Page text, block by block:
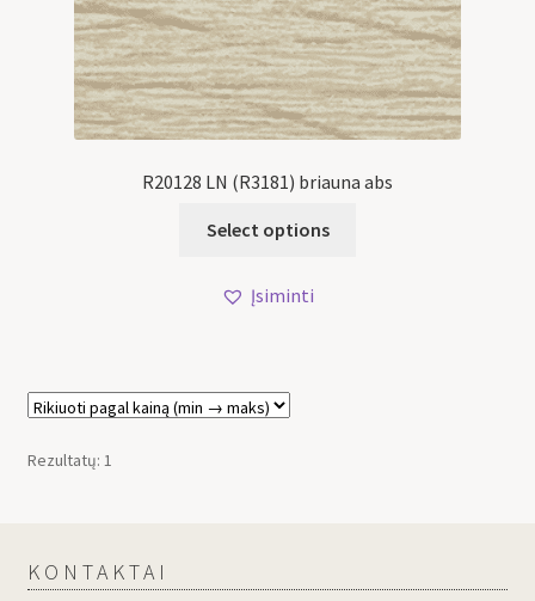
R20128 LN (R3181) briauna abs
Select options
Įsiminti
Rezultatų: 1
KONTAKTAI